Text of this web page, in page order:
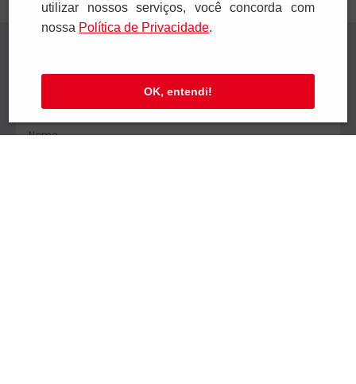
Preencha seus dados e receba novidades em
seu e-mail.
utilizar nossos serviços, você concorda com
nossa Polí­tica de Privacidade.
OK, entendi!